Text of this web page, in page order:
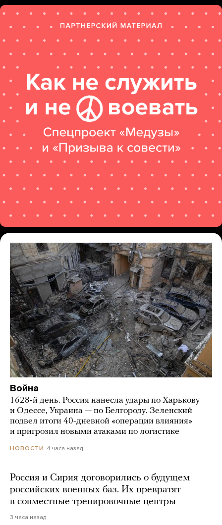
Война
1628-й день. Россия нанесла удары по Харькову
и Одессе, Украина — по Белгороду. Зеленский
подвел итоги 40-дневной «операции влияния»
и пригрозил новыми атаками по логистике
НОВОСТИ 4 часа назад
Россия и Сирия договорились о будущем
российских военных баз. Их превратят
в совместные тренировочные центры
3 часа назад